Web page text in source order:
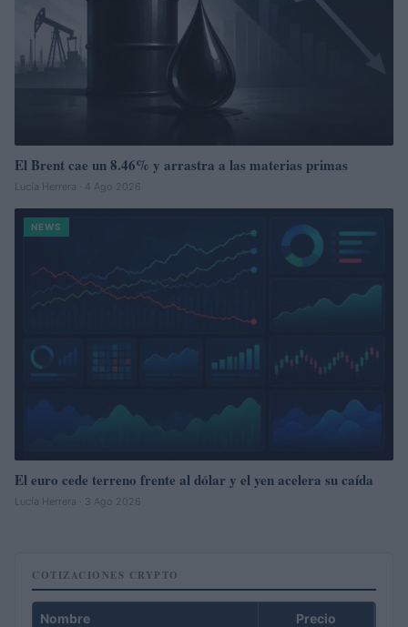
El Brent cae un 8.46% y arrastra a las materias primas
Lucía Herrera · 4 Ago 2026
NEWS
El euro cede terreno frente al dólar y el yen acelera su caída
Lucía Herrera · 3 Ago 2026
COTIZACIONES CRYPTO
Nombre Precio